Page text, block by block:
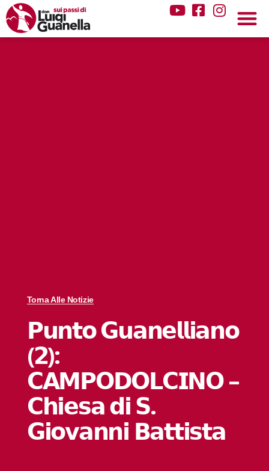
Vai al contenuto
Torna Alle Notizie
𝗣𝘂𝗻𝘁𝗼 𝗚𝘂𝗮𝗻𝗲𝗹𝗹𝗶𝗮𝗻𝗼
(𝟮):
𝗖𝗔𝗠𝗣𝗢𝗗𝗢𝗟𝗖𝗜𝗡𝗢 –
𝗖𝗵𝗶𝗲𝘀𝗮 𝗱𝗶 𝗦.
𝗚𝗶𝗼𝘃𝗮𝗻𝗻𝗶 𝗕𝗮𝘁𝘁𝗶𝘀𝘁𝗮